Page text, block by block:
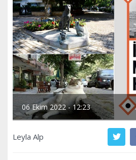
06 Ekim 2022 - 12:23
Leyla Alp